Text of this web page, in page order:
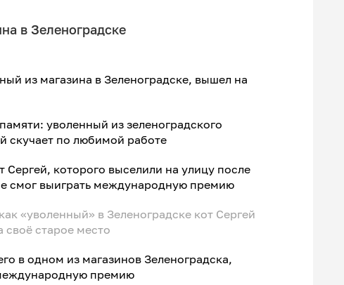
в Зеленоградске
из магазина в Зеленоградске, вышел на
уволенный из зеленоградского
скучает по любимой работе
Сергей, которого выселили на улицу после
смог выиграть международную премию
«уволенный» в Зеленоградске кот Сергей
своё старое место
в одном из магазинов Зеленоградска,
премию